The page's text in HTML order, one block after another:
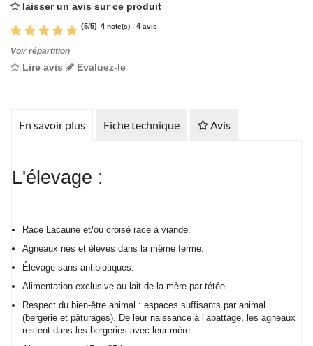
laisser un avis sur ce produit
(5/5) 4 note(s) - 4 avis
Voir répartition
Lire avis Evaluez-le
En savoir plus Fiche technique Avis
L'élevage :
Race Lacaune et/ou croisé race à viande.
Agneaux nés et élevés dans la même ferme.
Élevage sans antibiotiques.
Alimentation exclusive au lait de la mère par tétée.
Respect du bien-être animal : espaces suffisants par animal
(bergerie et pâturages). De leur naissance à l’abattage, les agneaux
restent dans les bergeries avec leur mère.